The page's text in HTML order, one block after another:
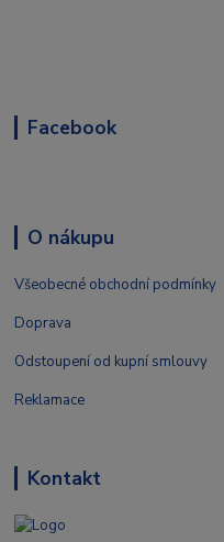
Facebook
O nákupu
Všeobecné obchodní podmínky
Doprava
Odstoupení od kupní smlouvy
Reklamace
Kontakt